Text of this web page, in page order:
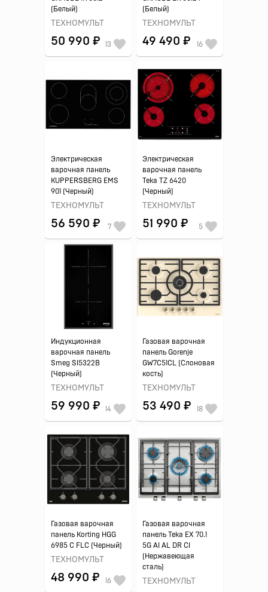
(Белый)
ТЕХНОМУЛЬТ
50 990 ₽ 13
(Белый)
ТЕХНОМУЛЬТ
49 490 ₽ 16
Электрическая
варочная панель
KUPPERSBERG EMS
901 (Черный)
ТЕХНОМУЛЬТ
56 590 ₽ 7
Электрическая
варочная панель
Teka TZ 6420
(Черный)
ТЕХНОМУЛЬТ
51 990 ₽ 5
Индукционная
варочная панель
Smeg SI5322B
(Черный)
ТЕХНОМУЛЬТ
59 990 ₽ 14
Газовая варочная
панель Gorenje
GW7C51CL (Слоновая
кость)
ТЕХНОМУЛЬТ
53 490 ₽ 18
Газовая варочная
панель Korting HGG
6985 C FLC (Черный)
ТЕХНОМУЛЬТ
48 990 ₽ 16
Газовая варочная
панель Teka EX 70.1
5G AI AL DR CI
(Нержавеющая
сталь)
ТЕХНОМУЛЬТ